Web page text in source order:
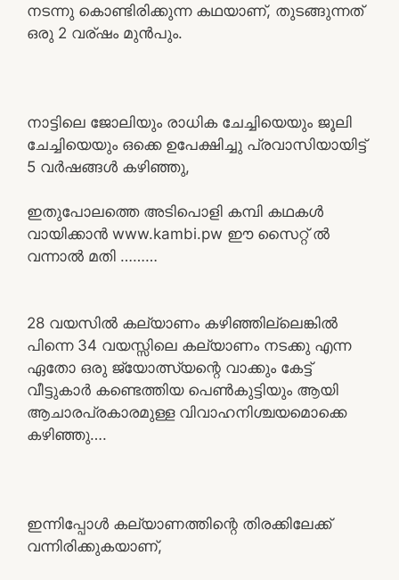
നടന്നു കൊണ്ടിരിക്കുന്ന കഥയാണ്, തുടങ്ങുന്നത്
ഒരു 2 വര്ഷം മുൻപും.
നാട്ടിലെ ജോലിയും രാധിക ചേച്ചിയെയും ജൂലി
ചേച്ചിയെയും ഒക്കെ ഉപേക്ഷിച്ചു പ്രവാസിയായിട്ട്
5 വർഷങ്ങൾ കഴിഞ്ഞു,
ഇതുപോലത്തെ അടിപൊളി കമ്പി കഥകൾ
വായിക്കാൻ www.kambi.pw ഈ സൈറ്റ് ൽ
വന്നാൽ മതി ………
28 വയസിൽ കല്യാണം കഴിഞ്ഞില്ലെങ്കിൽ
പിന്നെ 34 വയസ്സിലെ കല്യാണം നടക്കു എന്ന
ഏതോ ഒരു ജ്യോത്സ്യന്റെ വാക്കും കേട്ട്
വീട്ടുകാർ കണ്ടെത്തിയ പെൺകുട്ടിയും ആയി
ആചാരപ്രകാരമുള്ള വിവാഹനിശ്ചയമൊക്കെ
കഴിഞ്ഞു….
ഇന്നിപ്പോൾ കല്യാണത്തിന്റെ തിരക്കിലേക്ക്
വന്നിരിക്കുകയാണ്,